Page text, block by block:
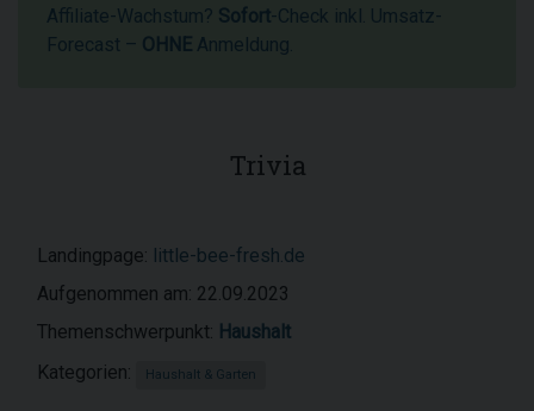
Affiliate-Wachstum? Sofort-Check inkl. Umsatz-
Forecast – OHNE Anmeldung.
Trivia
Landingpage: little-bee-fresh.de
Aufgenommen am: 22.09.2023
Themenschwerpunkt: Haushalt
Kategorien:
Haushalt & Garten